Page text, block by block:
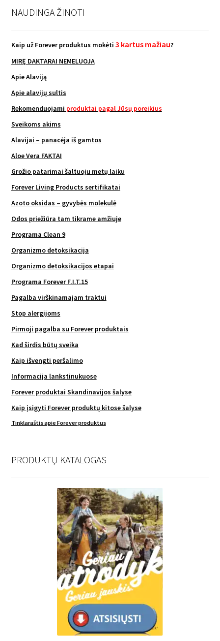
NAUDINGA ŽINOTI
Kaip už Forever produktus mokėti 3 kartus mažiau?
MIRĘ DAKTARAI NEMELUOJA
Apie Alaviją
Apie alavijų sultis
Rekomenduojami produktai pagal Jūsų poreikius
Sveikoms akims
Alavijai – panacėja iš gamtos
Aloe Vera FAKTAI
Grožio patarimai šaltuoju metų laiku
Forever Living Products sertifikatai
Azoto oksidas – gyvybės molekulė
Odos priežiūra tam tikrame amžiuje
Programa Clean 9
Organizmo detoksikacija
Organizmo detoksikacijos etapai
Programa Forever F.I.T.15
Pagalba virškinamajam traktui
Stop alergijoms
Pirmoji pagalba su Forever produktais
Kad širdis būtų sveika
Kaip išvengti peršalimo
Informacija lankstinukuose
Forever produktai Skandinavijos šalyse
Kaip įsigyti Forever produktų kitose šalyse
Tinklaraštis apie Forever produktus
PRODUKTŲ KATALOGAS